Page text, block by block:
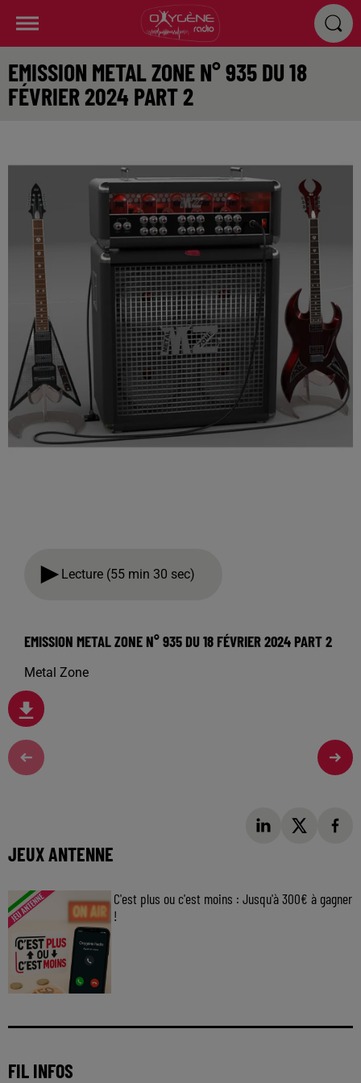
EMISSION METAL ZONE N° 935 DU 18
FÉVRIER 2024 PART 2
Lecture (55 min 30 sec)
EMISSION METAL ZONE N° 935 DU 18 FÉVRIER 2024 PART 2
Metal Zone
JEUX ANTENNE
C'est plus ou c'est moins : Jusqu'à 300€ à gagner
!
FIL INFOS